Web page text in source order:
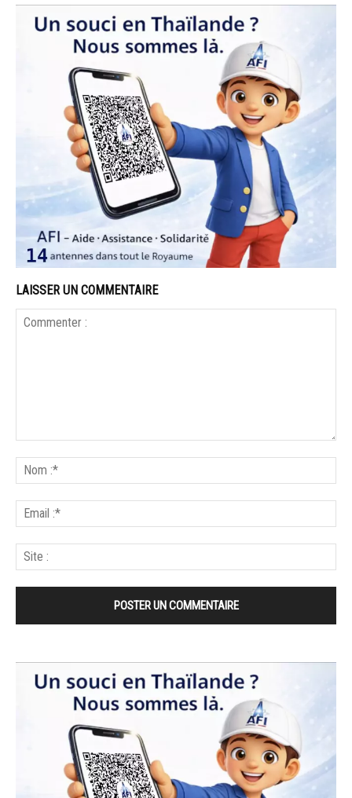
LAISSER UN COMMENTAIRE